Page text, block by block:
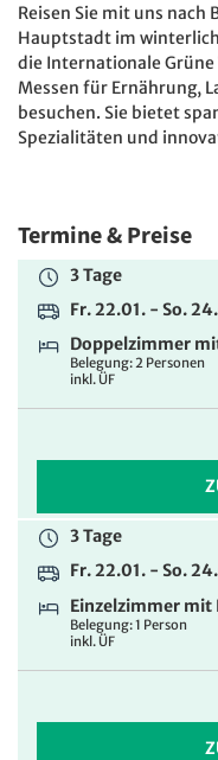
Reisen Sie mit uns nach
Hauptstadt im
die Internationale
Messen für Ernährung,
besuchen. Sie bietet
Spezialitäten und
Termine & Preise
3 Tage
Fr. 22.01. - So.
Doppelzimmer
Belegung: 2 Personen
inkl. ÜF
3 Tage
Fr. 22.01. - So.
Einzelzimmer mit
Belegung: 1 Person
inkl. ÜF